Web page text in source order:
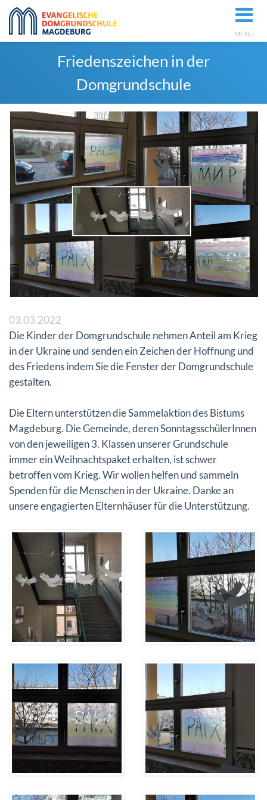
MENÜ
Friedenszeichen in der
Domgrundschule
03.03.2022
Die Kinder der Domgrundschule nehmen Anteil am Krieg
in der Ukraine und senden ein Zeichen der Hoffnung und
des Friedens indem Sie die Fenster der Domgrundschule
gestalten.
Die Eltern unterstützen die Sammelaktion des Bistums
Magdeburg. Die Gemeinde, deren SonntagsschülerInnen
von den jeweiligen 3. Klassen unserer Grundschule
immer ein Weihnachtspaket erhalten, ist schwer
betroffen vom Krieg. Wir wollen helfen und sammeln
Spenden für die Menschen in der Ukraine. Danke an
unsere engagierten Elternhäuser für die Unterstützung.